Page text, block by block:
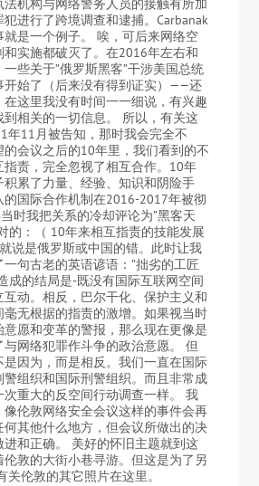
法机构与网络警务人员的接触有所加
进行了跨境调查和逮捕。Carbanak
就是一个例子。 唉，可后来网络空
和实施都破灭了。在2016年左右和
些关于”俄罗斯黑客”干涉美国总统
开始了（后来没有得到证实）——还
这里我没有时间一一细说，有兴趣
到相关的一切信息。 所以，有关这
年11月被告知，那时我会完全不
会议之后的10年里，我们看到的不
责，完全忽视了相互合作。10年
累了力量、经验、知识和阴险手
国际合作机制在2016-2017年被彻
时我把关系的冷却评论为”黑客天
的：（ 10年来相互指责的技能发展
说是俄罗斯或中国的错。此时让我
句古老的英语谚语：”拙劣的工匠
成的结局是-既没有国际互联网空间
动。相反，巴尔干化、保护主义和
无根据的指责的激增。如果视当时
愿和变革的警报，那么现在更像是
网络犯罪作斗争的政治意愿。 但
因为，而是相反。我们一直在国际
组织和国际刑警组织。而且非常成
重大的反空间行动调查一样。 我
伦敦网络安全会议这样的事件会再
何其他什么地方，但会议所做出的决
进和正确。 美好的怀旧主题就到这
敦的大街小巷寻游。但这是为了另
伦敦的其它照片在这里。